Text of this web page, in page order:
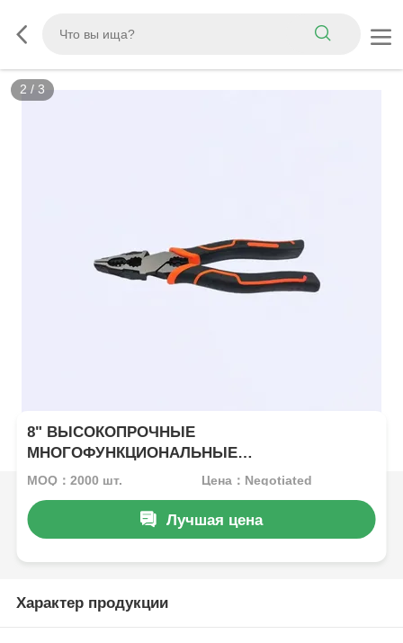
2 / 3
8" ВЫСОКОПРОЧНЫЕ
МНОГОФУНКЦИОНАЛЬНЫЕ
КОМБИНИРОВАННЫЕ ПЛОСКОГУБЦЫ
ОТДЕЛКА С ЗАЧИСТКОЙ ЭКСЦЕНТРИКОВОЕ
УСИЛИЕ
MOQ：2000 шт. Цена：Negotiated
Лучшая цена
Характер продукции